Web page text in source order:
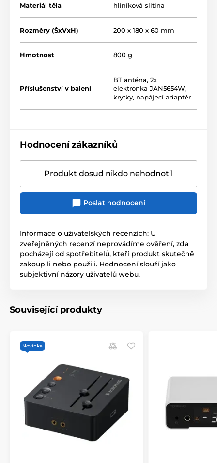
Materiál těla hliníková slitina
Rozměry (ŠxVxH) 200 x 180 x 60 mm
Hmotnost 800 g
Příslušenství v balení
BT anténa, 2x
elektronka JAN5654W,
krytky, napájecí adaptér
Hodnocení zákazníků
Produkt dosud nikdo nehodnotil
Poslat hodnocení
Informace o uživatelských recenzích: U
zveřejněných recenzí neprovádíme ověření, zda
pocházejí od spotřebitelů, kteří produkt skutečně
zakoupili nebo použili. Hodnocení slouží jako
subjektivní názory uživatelů webu.
Související produkty
Novinka